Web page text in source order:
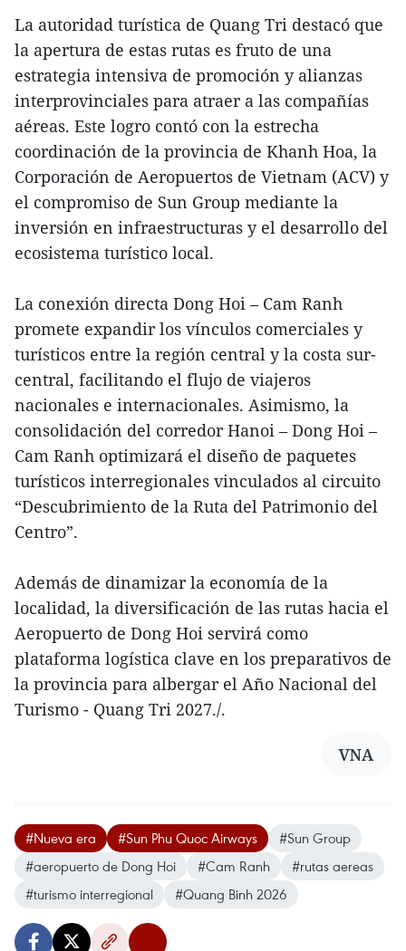
La autoridad turística de Quang Tri destacó que
la apertura de estas rutas es fruto de una
estrategia intensiva de promoción y alianzas
interprovinciales para atraer a las compañías
aéreas. Este logro contó con la estrecha
coordinación de la provincia de Khanh Hoa, la
Corporación de Aeropuertos de Vietnam (ACV) y
el compromiso de Sun Group mediante la
inversión en infraestructuras y el desarrollo del
ecosistema turístico local.
La conexión directa Dong Hoi – Cam Ranh
promete expandir los vínculos comerciales y
turísticos entre la región central y la costa sur-
central, facilitando el flujo de viajeros
nacionales e internacionales. Asimismo, la
consolidación del corredor Hanoi – Dong Hoi –
Cam Ranh optimizará el diseño de paquetes
turísticos interregionales vinculados al circuito
“Descubrimiento de la Ruta del Patrimonio del
Centro”.
Además de dinamizar la economía de la
localidad, la diversificación de las rutas hacia el
Aeropuerto de Dong Hoi servirá como
plataforma logística clave en los preparativos de
la provincia para albergar el Año Nacional del
Turismo - Quang Tri 2027./.
VNA
#Nueva era #Sun Phu Quoc Airways
#Sun Group
#aeropuerto de Dong Hoi
#Cam Ranh
#rutas aereas
#turismo interregional
#Quang Binh 2026